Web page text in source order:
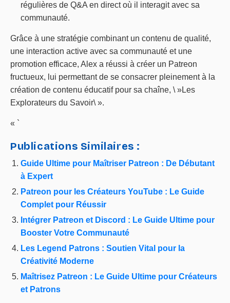
régulières de Q&A en direct où il interagit avec sa
communauté.
Grâce à une stratégie combinant un contenu de qualité,
une interaction active avec sa communauté et une
promotion efficace, Alex a réussi à créer un Patreon
fructueux, lui permettant de se consacrer pleinement à la
création de contenu éducatif pour sa chaîne, \ »Les
Explorateurs du Savoir\ ».
« `
Publications Similaires :
Guide Ultime pour Maîtriser Patreon : De Débutant
à Expert
Patreon pour les Créateurs YouTube : Le Guide
Complet pour Réussir
Intégrer Patreon et Discord : Le Guide Ultime pour
Booster Votre Communauté
Les Legend Patrons : Soutien Vital pour la
Créativité Moderne
Maîtrisez Patreon : Le Guide Ultime pour Créateurs
et Patrons